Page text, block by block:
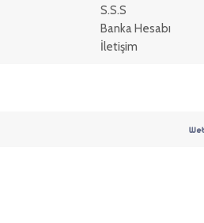
S.S.S
Banka Hesabı
İletişim